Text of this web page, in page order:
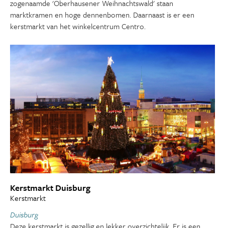
zogenaamde 'Oberhausener Weihnachtswald' staan
marktkramen en hoge dennenbomen. Daarnaast is er een
kerstmarkt van het winkelcentrum Centro.
Kerstmarkt Duisburg
Kerstmarkt
Duisburg